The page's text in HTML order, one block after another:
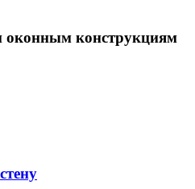
оконным конструкциям